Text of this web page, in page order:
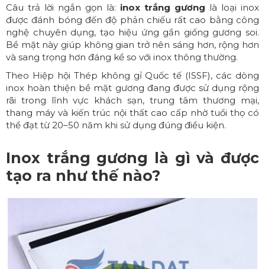
Câu trả lời ngắn gọn là: inox trắng gương là loại inox
được đánh bóng đến độ phản chiếu rất cao bằng công
nghệ chuyên dụng, tạo hiệu ứng gần giống gương soi.
Bề mặt này giúp không gian trở nên sáng hơn, rộng hơn
và sang trọng hơn đáng kể so với inox thông thường.
Theo Hiệp hội Thép không gỉ Quốc tế (ISSF), các dòng
inox hoàn thiện bề mặt gương đang được sử dụng rộng
rãi trong lĩnh vực khách sạn, trung tâm thương mại,
thang máy và kiến trúc nội thất cao cấp nhờ tuổi thọ có
thể đạt từ 20–50 năm khi sử dụng đúng điều kiện.
Inox trắng gương là gì và được
tạo ra như thế nào?